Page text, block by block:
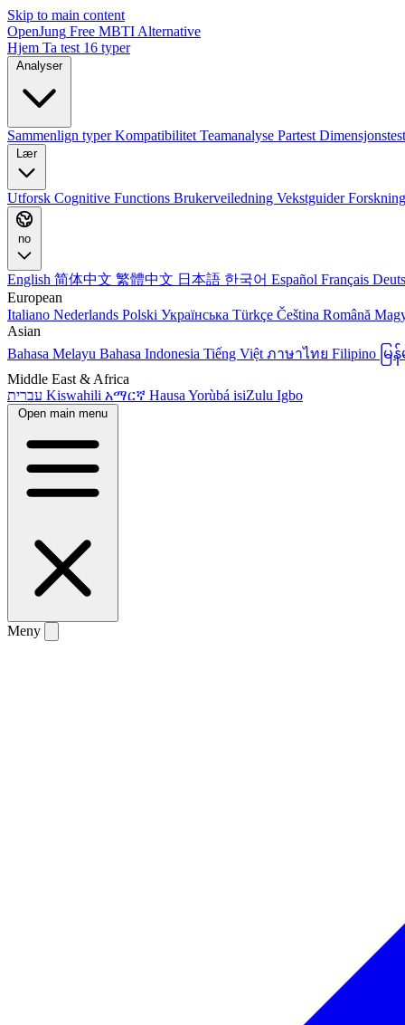
Skip to main content
OpenJung Free MBTI Alternative
Hjem Ta test 16 typer
Analyser
Sammenlign typerKompatibilitet Teamanalyse Partest
Lær
Utforsk Cognitive Functions Brukerveiledning Vekstguider
no
English 简体中文 繁體中文 日本語 한국어 Español Français
European
Italiano Nederlands Polski Українська Türkçe Čeština Română
Asian
Bahasa Melayu Bahasa Indonesia Tiếng Việt ภาษาไทย Filipino မ
Middle East & Africa
Kiswahili አማርኛ Hausa Yorùbá isiZulu Igbo
Open main menu
Meny